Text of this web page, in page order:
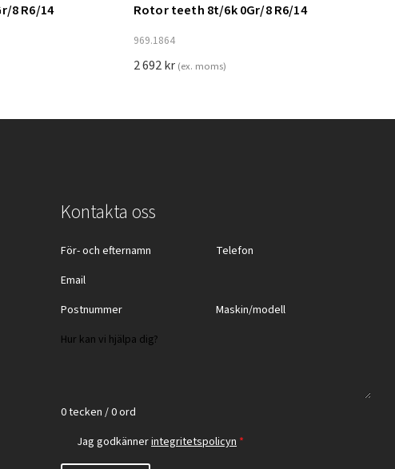
Lägg till i varukorg
8 R6/14 Rotor teeth 8t/6k 0Gr/8 R6/14
969.1864
2 692kr (ex. moms)
Kontakta oss
0 tecken / 0 ord
Jag godkännerintegritetspolicyn *